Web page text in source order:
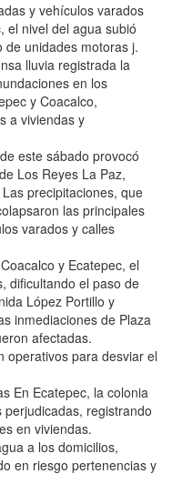
y vehículos varados
el nivel del agua subió
unidades motoras j.
lluvia registrada la
en los
y Coacalco,
a viviendas y
este sábado provocó
Los Reyes La Paz,
precipitaciones, que
las principales
varados y calles
y Ecatepec, el
dificultando el paso de
López Portillo y
inmediaciones de Plaza
afectadas.
operativos para desviar el
En Ecatepec, la colonia
registrando
en viviendas.
a los domicilios,
en riesgo pertenencias y